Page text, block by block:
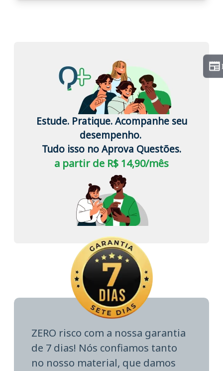
Estude. Pratique. Acompanhe seu
desempenho.
Tudo isso no Aprova Questões.
a partir de R$ 14,90/mês
ZERO risco com a nossa garantia
de 7 dias! Nós confiamos tanto
no nosso material, que damos